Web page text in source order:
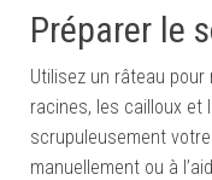
Préparer le
Utilisez un râteau
racines, les cailloux et
scrupuleusement
manuellement ou à